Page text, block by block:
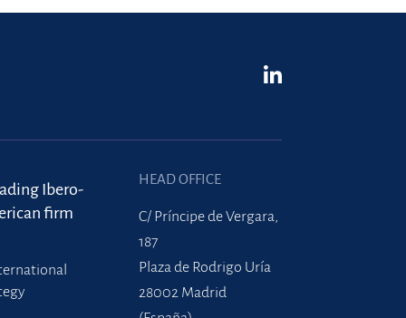
Ibero-
firm
HEAD OFFICE
C/ Príncipe de Vergara,
187
Plaza de Rodrigo Uría
28002 Madrid